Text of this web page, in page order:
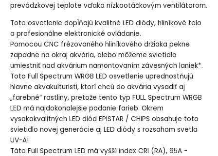
prevádzkovej teplote vďaka nízkootáčkovým ventilátorom.
Toto osvetlenie dopĺňajú kvalitné LED diódy, hliníkové telo
a profesionálne elektronické ovládanie.
Pomocou CNC frézovaného hliníkového držiaka pekne
zapadne na okraj akvária, alebo môžeme svietidlo
umiestniť nad akvárium namontovaním závesných laniek*.
Toto Full Spectrum WRGB LED osvetlenie uprednostňujú
hlavne akvakulturisti, ktorí chcú do akvária vysadiť aj
„farebné“ rastliny, pretože tento typ FULL Spectrum WRGB
LED má najdokonalejšie podanie farieb. Okrem
vysokokvalitných LED diód EPISTAR / CHIPS obsahuje toto
svietidlo novej generácie aj LED diódy s rozsahom svetla
UV-A!
Táto Full Spectrum LED má vyšší index CRI (RA), 95A -